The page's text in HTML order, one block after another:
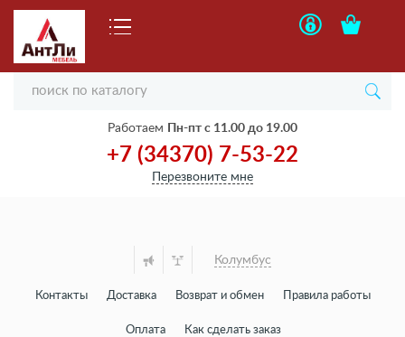
Работаем Пн-пт с 11.00 до 19.00
+7 (34370) 7-53-22
Перезвоните мне
Колумбус
Контакты Доставка Возврат и обмен Правила работы
Оплата Как сделать заказ